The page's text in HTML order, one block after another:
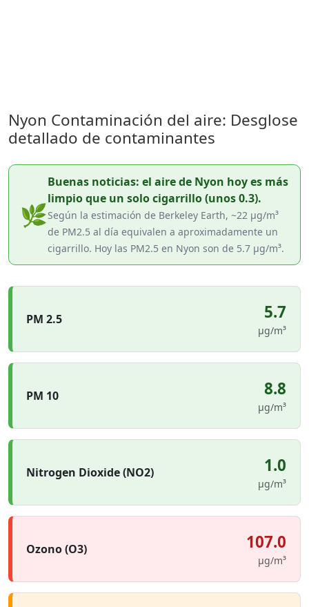
Nyon Contaminación del aire: Desglose
detallado de contaminantes
🌿
Buenas noticias: el aire de Nyon hoy es más
limpio que un solo cigarrillo (unos 0.3).
Según la estimación de Berkeley Earth, ~22 µg/m³
de PM2.5 al día equivalen a aproximadamente un
cigarrillo. Hoy las PM2.5 en Nyon son de 5.7 µg/m³.
PM 2.5 5.7
µg/m³
PM 10 8.8
µg/m³
Nitrogen Dioxide (NO2) 1.0
µg/m³
Ozono (O3) 107.0
µg/m³